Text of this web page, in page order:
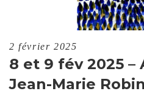
2 février 2025
8 et 9 fév 2025 –
Jean-Marie